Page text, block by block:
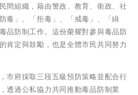
間組織，藉由警政、教育、衛政、社
毒」、「拒毒」、「戒毒」、「緝
品防制工作。這份榮耀對參與毒品防
肯定與鼓勵，也是全體市民共同努力
市府採取三段五級預防策略並配合行
透過公私協力共同推動毒品防制業